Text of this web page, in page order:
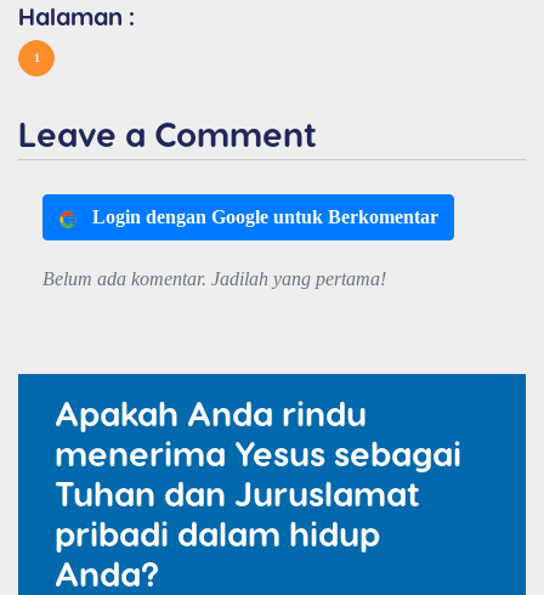
Halaman :
1
Leave a Comment
Login dengan Google untuk Berkomentar
Belum ada komentar. Jadilah yang pertama!
Apakah Anda rindu
menerima Yesus sebagai
Tuhan dan Juruslamat
pribadi dalam hidup
Anda?